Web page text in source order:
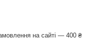
на сайті — 400 ₴